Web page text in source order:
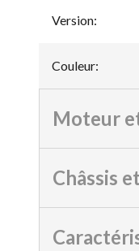
Version:
Couleur:
Moteur
Châssis